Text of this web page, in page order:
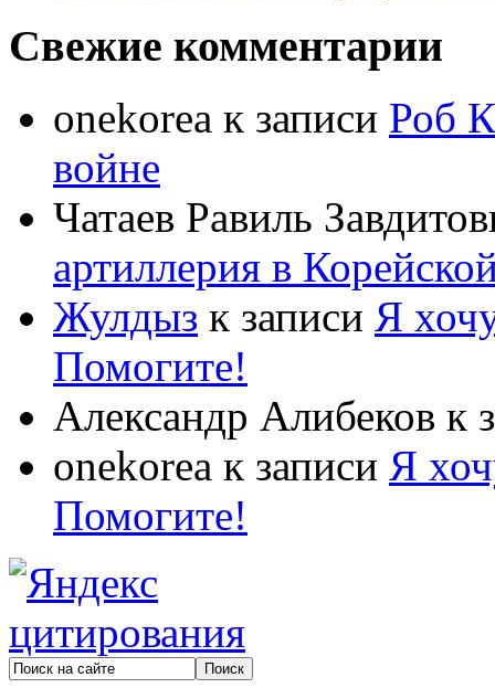
Свежие комментарии
onekorea к записи Роб
войне
Чатаев Равиль
артиллерия в
Жулдыз к записи Я
Помогите!
Александр Алибеков к
onekorea к записи Я
Помогите!